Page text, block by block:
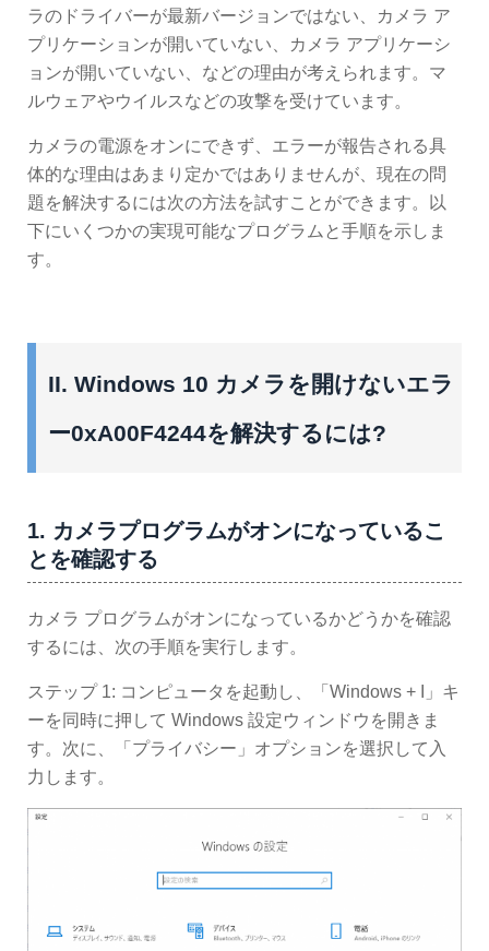
ラのドライバーが最新バージョンではない、カメラ ア
プリケーションが開いていない、カメラ アプリケーシ
ョンが開いていない、などの理由が考えられます。マ
ルウェアやウイルスなどの攻撃を受けています。
カメラの電源をオンにできず、エラーが報告される具
体的な理由はあまり定かではありませんが、現在の問
題を解決するには次の方法を試すことができます。以
下にいくつかの実現可能なプログラムと手順を示しま
す。
II. Windows 10 カメラを開けないエラ
ー0xA00F4244を解決するには?
1. カメラプログラムがオンになっているこ
とを確認する
カメラ プログラムがオンになっているかどうかを確認
するには、次の手順を実行します。
ステップ 1: コンピュータを起動し、「Windows + I」キ
ーを同時に押して Windows 設定ウィンドウを開きま
す。次に、「プライバシー」オプションを選択して入
力します。